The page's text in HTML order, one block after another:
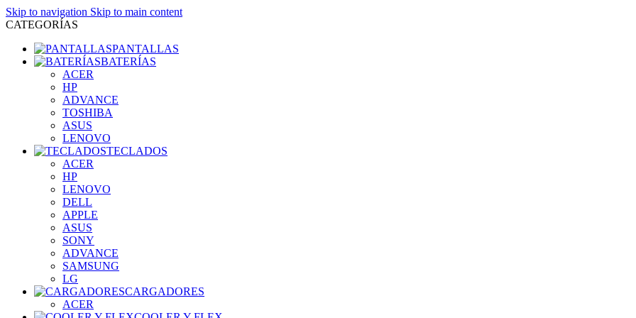
Skip to navigation Skip to main content
CATEGORÍAS
PANTALLAS
BATERÍAS
ACER
HP
ADVANCE
TOSHIBA
ASUS
LENOVO
TECLADOS
ACER
HP
LENOVO
DELL
APPLE
ASUS
SONY
ADVANCE
SAMSUNG
LG
CARGADORES
ACER